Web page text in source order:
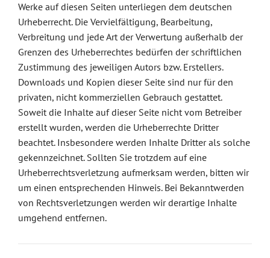
Werke auf diesen Seiten unterliegen dem deutschen
Urheberrecht. Die Vervielfältigung, Bearbeitung,
Verbreitung und jede Art der Verwertung außerhalb der
Grenzen des Urheberrechtes bedürfen der schriftlichen
Zustimmung des jeweiligen Autors bzw. Erstellers.
Downloads und Kopien dieser Seite sind nur für den
privaten, nicht kommerziellen Gebrauch gestattet.
Soweit die Inhalte auf dieser Seite nicht vom Betreiber
erstellt wurden, werden die Urheberrechte Dritter
beachtet. Insbesondere werden Inhalte Dritter als solche
gekennzeichnet. Sollten Sie trotzdem auf eine
Urheberrechtsverletzung aufmerksam werden, bitten wir
um einen entsprechenden Hinweis. Bei Bekanntwerden
von Rechtsverletzungen werden wir derartige Inhalte
umgehend entfernen.